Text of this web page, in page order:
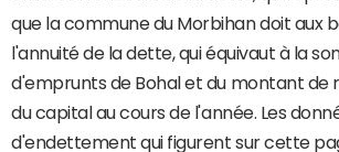
que la commune du Morbihan doit aux
l'annuité de la dette, qui équivaut à la
d'emprunts de Bohal et du montant de
du capital au cours de l'année. Les
d'endettement qui figurent sur cette